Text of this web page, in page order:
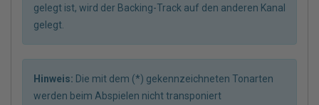
gelegt ist, wird der Backing-Track auf den anderen Kanal
gelegt.
Hinweis: Die mit dem (*) gekennzeichneten Tonarten
werden beim Abspielen nicht transponiert